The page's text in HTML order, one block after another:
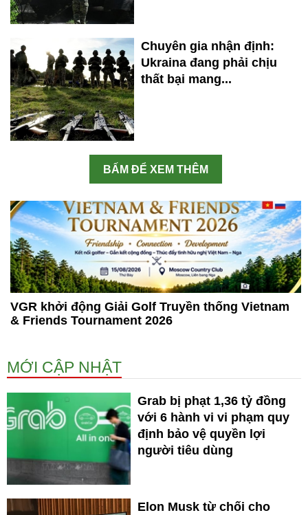
Chuyên gia nhận định:
Ukraina đang phải chịu
thất bại mang...
BẤM ĐỂ XEM THÊM
VGR khởi động Giải Golf Truyền thống Vietnam
& Friends Tournament 2026
MỚI CẬP NHẬT
Grab bị phạt 1,36 tỷ đồng
với 6 hành vi vi phạm quy
định bảo vệ quyền lợi
người tiêu dùng
Elon Musk từ chối cho